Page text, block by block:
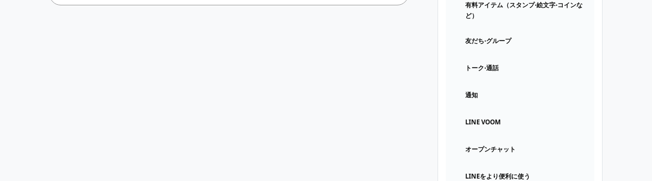
有料アイテム（スタンプ⋅絵文字⋅コインな
ど）
友だち⋅グループ
トーク⋅通話
通知
LINE VOOM
オープンチャット
LINEをより便利に使う